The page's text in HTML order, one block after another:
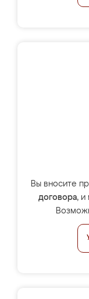
Вы вносите
договора, и